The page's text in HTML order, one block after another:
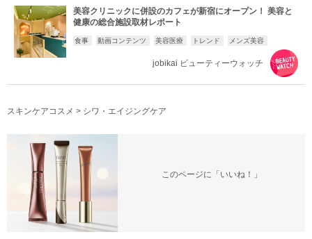
美容クリニックに併設のカフェが新宿にオープン！ 美容と
健康の総合施設取材レポート
食事 動画コンテンツ 美容医療 トレンド メンズ美容
jobikai ビューティーウォッチ
スキンケアコスメ > シワ・エイジングケア
このページに「いいね！」